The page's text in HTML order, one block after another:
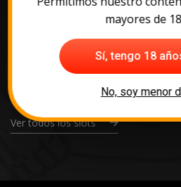
Ver todos los slots
mayores de
Sí, tengo 18
No, soy menor